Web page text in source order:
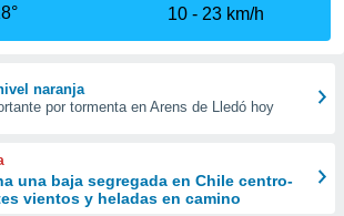
10
23 km/h
naranja
por tormenta en Arens de Lledó hoy
una baja segregada en Chile centro-
vientos y heladas en camino